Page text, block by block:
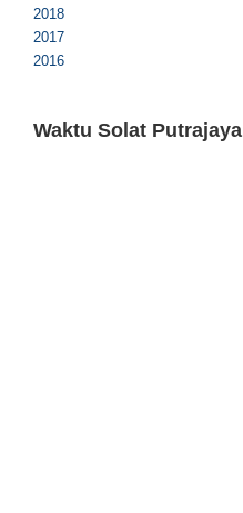
2018
2017
2016
Waktu Solat Putrajaya